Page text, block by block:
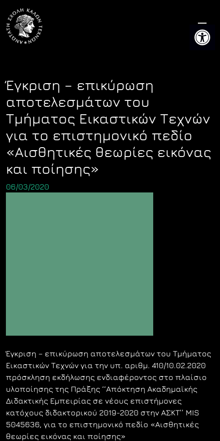
content
Έγκριση – επικύρωση
αποτελεσμάτων του
Τμήματος Εικαστικών Τεχνών
για το επιστημονικό πεδίο
«Αισθητικές θεωρίες εικόνας
και ποίησης»
06/03/2020
Έγκριση – επικύρωση αποτελεσμάτων του Τμήματος
Εικαστικών Τεχνών για την υπ. αριθμ. 410/10.02.2020
πρόσκληση εκδήλωσης ενδιαφέροντος στο πλαίσιο
υλοποίησης της Πράξης ‘‘Απόκτηση Ακαδημαϊκής
Διδακτικής Εμπειρίας σε νέους επιστήμονες
κατόχους διδακτορικού 2019-2020 στην ΑΣΚΤ’’ MIS
5045636, για το επιστημονικό πεδίο «Αισθητικές
θεωρίες εικόνας και ποίησης»